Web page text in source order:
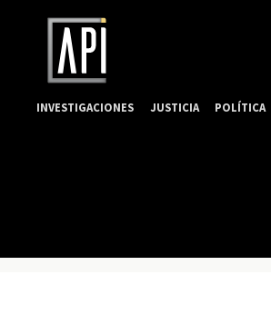
INVESTIGACIONES JUSTICIA POLÍTICA